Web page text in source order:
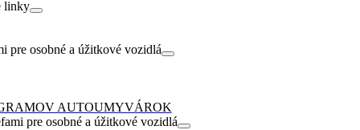
linky
pre osobné a úžitkové vozidlá
AUTOUMYVÁROK
pre osobné a úžitkové vozidlá